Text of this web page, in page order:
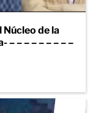
de la
– – – – – – – –